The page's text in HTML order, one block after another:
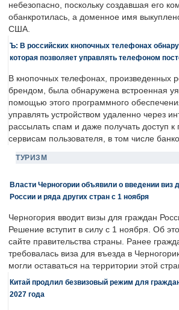
небезопасно, поскольку создавшая его
обанкротилась, а доменное имя
США.
Ъ: В российских кнопочных телефонах
которая позволяет управлять телефоном
В кнопочных телефонах, произведенных
брендом, была обнаружена встроенная
помощью этого программного
управлять устройством удаленно через
рассылать спам и даже получать доступ
сервисам пользователя, в том числе
ТУРИЗМ
Власти Черногории объявили о введении виз
России и ряда других стран с 1 ноября
Черногория вводит визы для граждан
Решение вступит в силу с 1 ноября. Об
сайте правительства страны. Ранее
требовалась виза для въезда в
могли оставаться на территории этой
Китай продлил безвизовый режим для
2027 года